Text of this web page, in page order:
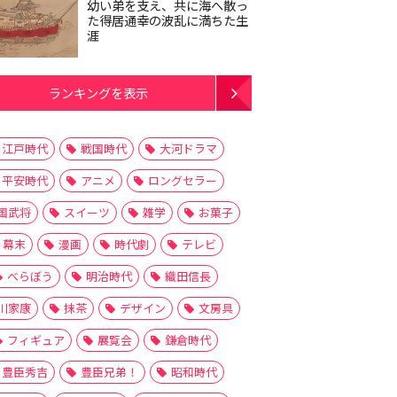
幼い弟を支え、共に海へ散っ
た得居通幸の波乱に満ちた生
涯
ランキングを表示
江戸時代 戦国時代
大河ドラマ
平安時代
アニメ
ロングセラー
武将
スイーツ 雑学
お菓子
幕末
漫画 時代劇
テレビ
べらぼう
明治時代
織田信長
家康
抹茶 デザイン
文房具
フィギュア
展覧会
鎌倉時代
豊臣秀吉
豊臣兄弟！
昭和時代